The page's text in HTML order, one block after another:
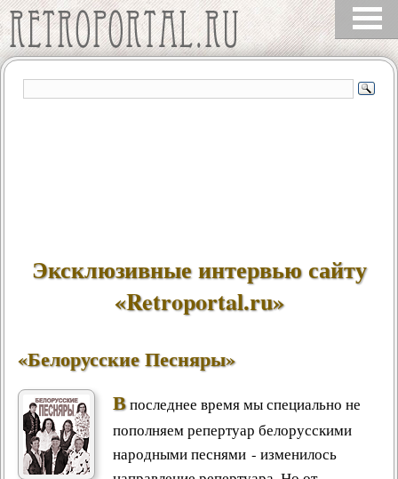
Эксклюзивные интервью сайту
«Retroportal.ru»
«Белорусские Песняры»
Впоследнее время мы специально не
пополняем репертуар белорусскими
народными песнями - изменилось